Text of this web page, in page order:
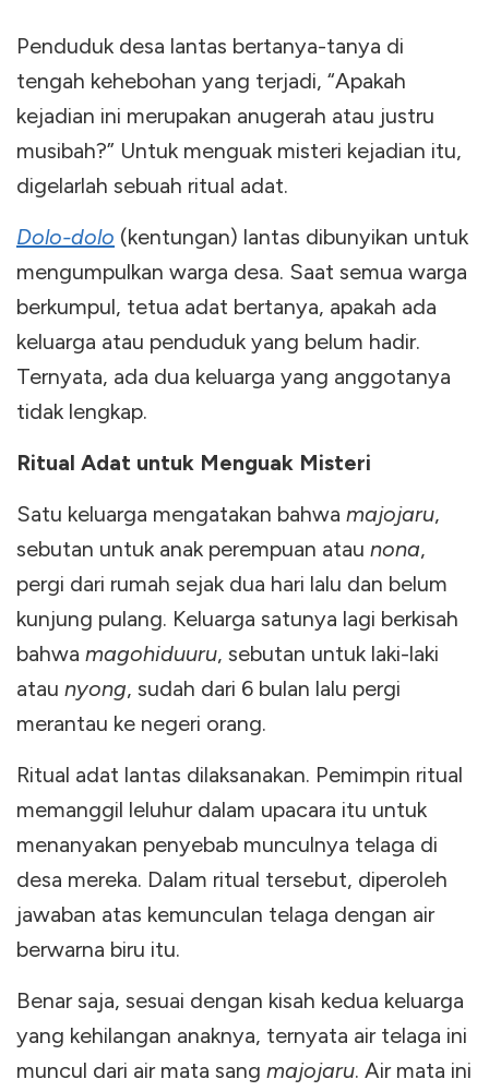
Penduduk desa lantas bertanya-tanya di
tengah kehebohan yang terjadi, “Apakah
kejadian ini merupakan anugerah atau justru
musibah?” Untuk menguak misteri kejadian itu,
digelarlah sebuah ritual adat.
Dolo-dolo (kentungan) lantas dibunyikan untuk
mengumpulkan warga desa. Saat semua warga
berkumpul, tetua adat bertanya, apakah ada
keluarga atau penduduk yang belum hadir.
Ternyata, ada dua keluarga yang anggotanya
tidak lengkap.
Ritual Adat untuk Menguak Misteri
Satu keluarga mengatakan bahwa majojaru,
sebutan untuk anak perempuan atau nona,
pergi dari rumah sejak dua hari lalu dan belum
kunjung pulang. Keluarga satunya lagi berkisah
bahwa magohiduuru, sebutan untuk laki-laki
atau nyong, sudah dari 6 bulan lalu pergi
merantau ke negeri orang.
Ritual adat lantas dilaksanakan. Pemimpin ritual
memanggil leluhur dalam upacara itu untuk
menanyakan penyebab munculnya telaga di
desa mereka. Dalam ritual tersebut, diperoleh
jawaban atas kemunculan telaga dengan air
berwarna biru itu.
Benar saja, sesuai dengan kisah kedua keluarga
yang kehilangan anaknya, ternyata air telaga ini
muncul dari air mata sang majojaru. Air mata ini